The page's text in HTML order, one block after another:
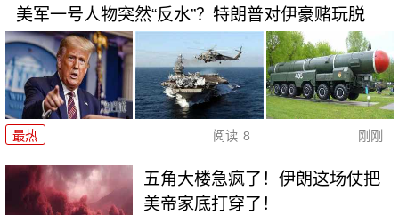
美军一号人物突然“反水”？特朗普对伊豪赌玩脱
最热 阅读 8 刚刚
五角大楼急疯了！伊朗这场仗把
美帝家底打穿了！